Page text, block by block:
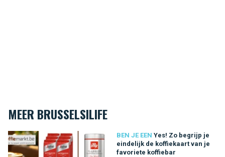
MEER BRUSSELSILIFE
BEN JE EEN Yes! Zo begrijp je
eindelijk de koffiekaart van je
favoriete koffiebar
Yes! Zo begrijp je eindelijk de koffiekaart van je favoriete